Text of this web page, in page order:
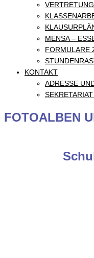
MENSA –
FORMULARE
KONTAKT
ADRESSE
FOTOALBEN